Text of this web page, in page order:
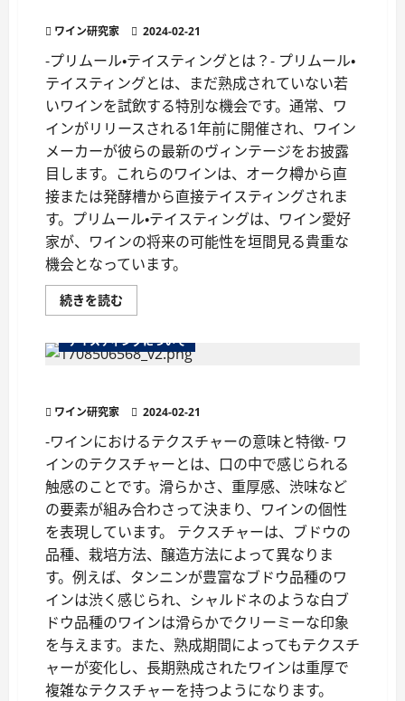
ー」
を
し
く
解
説
に
つ
い
て
さ
ら
に
読
む
ワイン研究家 2024-02-21
-プリムール・テイスティングとは？- プリムール・
テイスティングとは、まだ熟成されていない若
いワインを試飲する特別な機会です。通常、ワ
インがリリースされる1年前に開催され、ワイン
メーカーが彼らの最新のヴィンテージをお披露
目します。これらのワインは、オーク樽から直
接または発酵槽から直接テイスティングされま
す。プリムール・テイスティングは、ワイン愛好
家が、ワインの将来の可能性を垣間見る貴重な
機会となっています。
続きを読む
イ
プ
リ
テ
ス
テ
ィ
ン
グ：
未
熟
の
ワ
イ
ン
を
味
わ
う
特
別
な
機
会
に
テイスティングについて
ワイン研究家 2024-02-21
-ワインにおけるテクスチャーの意味と特徴- ワ
インのテクスチャーとは、口の中で感じられる
触感のことです。滑らかさ、重厚感、渋味など
の要素が組み合わさって決まり、ワインの個性
を表現しています。 テクスチャーは、ブドウの
品種、栽培方法、醸造方法によって異なりま
す。例えば、タンニンが豊富なブドウ品種のワ
インは渋く感じられ、シャルドネのような白ブ
ドウ品種のワインは滑らかでクリーミーな印象
を与えます。また、熟成期間によってもテクスチ
ャーが変化し、長期熟成されたワインは重厚で
複雑なテクスチャーを持つようになります。